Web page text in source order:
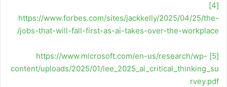
[4]
https://www.forbes.com/sites/jackkelly/2025/04/25/the-
jobs-that-will-fall-first-as-ai-takes-over-the-workplace/
[5]
https://www.microsoft.com/en-us/research/wp-
content/uploads/2025/01/lee_2025_ai_critical_thinking_su
rvey.pdf